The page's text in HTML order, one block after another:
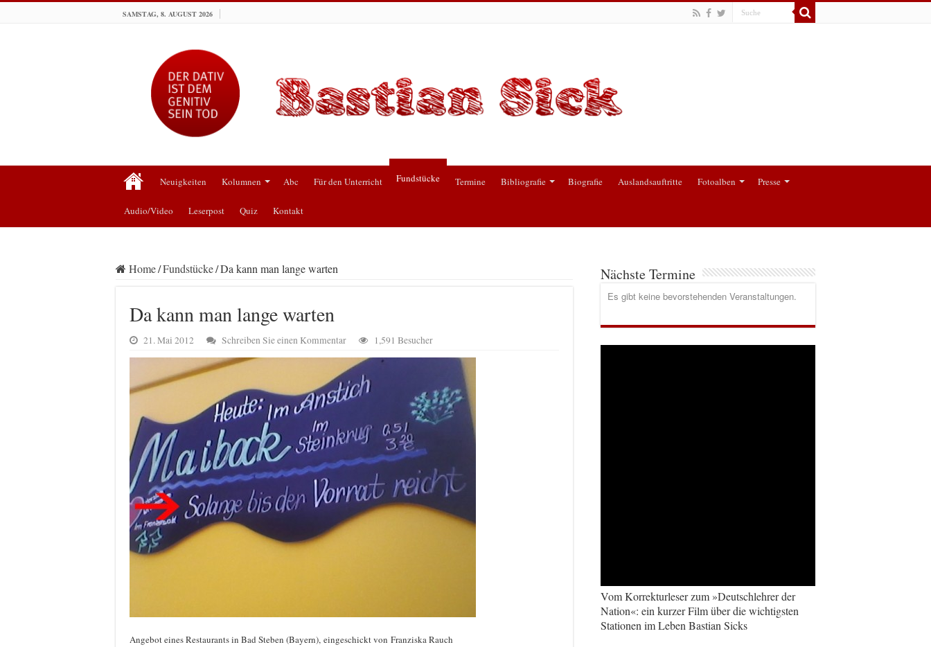
SAMSTAG, 8. AUGUST 2026
Neuigkeiten Kolumnen Abc Für den Unterricht Fundstücke Termine Bibliografie Biografie Auslandsauftritte Fotoalben Presse
Audio/Video Leserpost Quiz Kontakt
Home/Fundstücke/Da kann man lange warten
Da kann man lange warten
21. Mai 2012 Schreiben Sie einen Kommentar 1,591 Besucher
Angebot eines Restaurants in Bad Steben (Bayern), eingeschickt von Franziska Rauch
Nächste Termine
Es gibt keine bevorstehenden Veranstaltungen.
Vom Korrekturleser zum »Deutschlehrer der
Nation«: ein kurzer Film über die wichtigsten
Stationen im Leben Bastian Sicks